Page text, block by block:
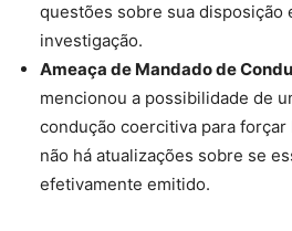
questões sobre sua disposição
investigação.
Ameaça de Mandado de
mencionou a possibilidade de
condução coercitiva para forçar
não há atualizações sobre se
efetivamente emitido.